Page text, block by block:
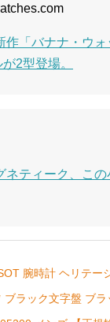
作「バナナ・ウ
2型登場。
ネティーク、こ
腕時計 ヘリテー
ブラック文字盤 ブラ